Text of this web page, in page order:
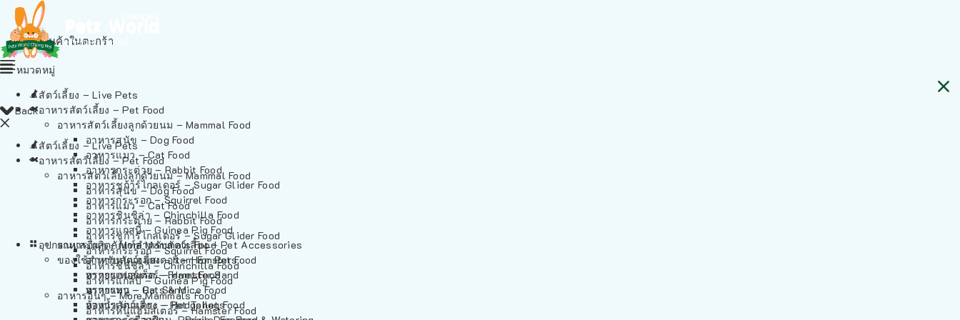
ไม่มีสินค้าในตะกร้า
Back
สัตว์เลี้ยง – Live Pets
อาหารสัตว์เลี้ยง – Pet Food
อาหารสัตว์เลี้ยงลูกด้วยนม – Mammal Food
อาหารสุนัข – Dog Food
อาหารแมว – Cat Food
อาหารกระต่าย – Rabbit Food
อาหารชูก้าร์ไกลเดอร์ – Sugar Glider Food
อาหารกระรอก – Squirrel Food
อาหารชินชิล่า – Chinchilla Food
อาหารแกสบี้ – Guinea Pig Food
อาหารอื่นๆ – More Mammals Food
อาหารหนูแฮมสเตอร์ – Hamster Food
หมวดหมู่
สัตว์เลี้ยง – Live Pets
อาหารสัตว์เลี้ยง – Pet Food
อาหารสัตว์เลี้ยงลูกด้วยนม – Mammal Food
อาหารสุนัข – Dog Food
อาหารแมว – Cat Food
อาหารกระต่าย – Rabbit Food
อาหารชูก้าร์ไกลเดอร์ – Sugar Glider Food
อาหารกระรอก – Squirrel Food
อาหารชินชิล่า – Chinchilla Food
อาหารแกสบี้ – Guinea Pig Food
อาหารอื่นๆ – More Mammals Food
อาหารหนูแฮมสเตอร์ – Hamster Food
อาหารเฟอร์เร็ต – Ferret Food
อาหารหนู – Rats & Mice Food
อาหารเม่นแคระ – Hedgehog Food
อุปกรณและผลิตภัณฑ์สำหรับสัตว์เลี้ยง – Pet Accessories
ของใช้สำหรับสัตว์เลี้ยง – Item For Pets
ทรายแฮมสเตอร์ – Hamster Sand
ทรายแมว – Cat Sand
ห้องน้ำสัตว์เลี้ยง – Pet Toilets